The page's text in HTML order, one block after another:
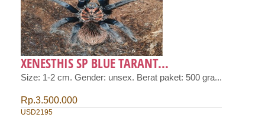
XENESTHIS SP BLUE TARANT...
Size: 1-2 cm. Gender: unsex. Berat paket: 500 gra...
Rp.3.500.000
USD2195